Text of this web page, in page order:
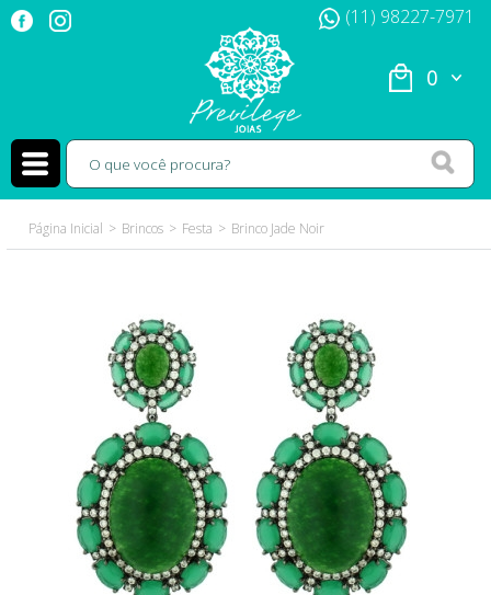
(11) 98227-7971
0
Página Inicial Brincos Festa Brinco Jade Noir